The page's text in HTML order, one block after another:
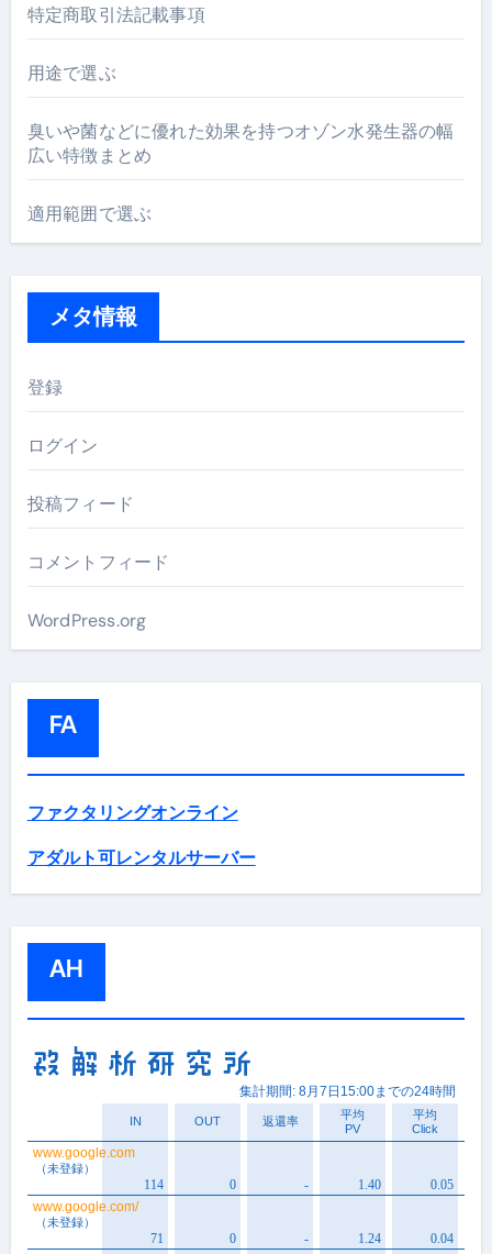
特定商取引法記載事項
用途で選ぶ
臭いや菌などに優れた効果を持つオゾン水発生器の幅
広い特徴まとめ
適用範囲で選ぶ
メタ情報
登録
ログイン
投稿フィード
コメントフィード
WordPress.org
FA
ファクタリングオンライン
アダルト可レンタルサーバー
AH